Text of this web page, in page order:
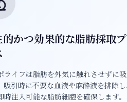
的かつ効果的な脂肪採取
ライフは脂肪を外気に触れさせずに
吸引時に不要な血液や麻酔液を排除
時注入可能な脂肪細胞を確保します。